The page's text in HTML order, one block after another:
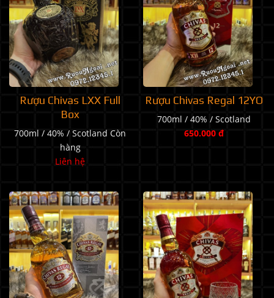
Rượu Chivas LXX Full
Box
700ml / 40% / Scotland Còn
hàng
Liên hệ
Rượu Chivas Regal 12YO
700ml / 40% / Scotland
650.000 đ